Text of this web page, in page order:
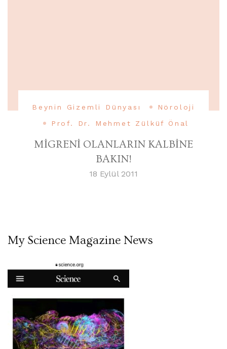
Beynin Gizemli Dünyası
Nöroloji
Prof. Dr. Mehmet Zülküf Önal
MİGRENİ OLANLARIN KALBİNE
BAKIN!
18 Eylül 2011
My Science Magazine News